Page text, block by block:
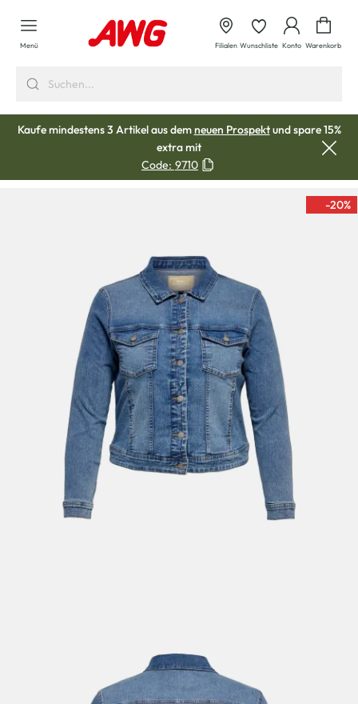
springen
Menü Filialen Wunschliste Konto Warenkorb
Kaufe mindestens 3 Artikel aus demneuen Prospektund spare 15%
extra mit
Code: 9710
-20%